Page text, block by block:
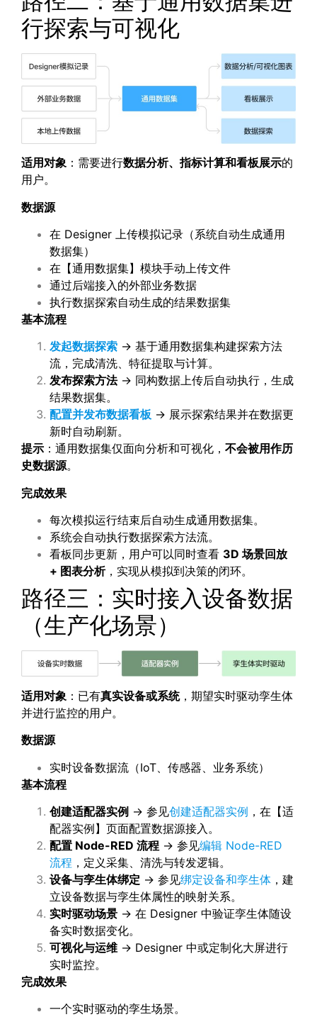
行探索与可视化
适用对象 ：需要进行数据分析、指标计算和看板展示的
用户。
数据源
在 Designer 上传模拟记录（系统自动生成通用
数据集）
在【通用数据集】模块手动上传文件
通过后端接入的外部业务数据
执行数据探索自动生成的结果数据集
基本流程
发起数据探索 → 基于通用数据集构建探索方法
流，完成清洗、特征提取与计算。
发布探索方法→ 同构数据上传后自动执行，生成
结果数据集。
配置并发布数据看板 → 展示探索结果并在数据更
新时自动刷新。
提示 ：通用数据集仅面向分析和可视化， 不会被用作历
史数据源。
完成效果
每次模拟运行结束后自动生成通用数据集。
系统会自动执行数据探索方法流。
看板同步更新，用户可以同时查看 3D 场景回放
+ 图表分析，实现从模拟到决策的闭环。
路径三：实时接入设备数据
（生产化场景）
适用对象 ：已有真实设备或系统，期望实时驱动孪生体
并进行监控的用户。
数据源
实时设备数据流（IoT、传感器、业务系统）
基本流程
创建适配器实例 → 参见创建适配器实例 ，在【适
配器实例】页面配置数据源接入。
配置 Node-RED 流程 → 参见编辑 Node-RED
流程 ，定义采集、清洗与转发逻辑。
设备与孪生体绑定 → 参见绑定设备和孪生体 ，建
立设备数据与孪生体属性的映射关系。
实时驱动场景 → 在 Designer 中验证孪生体随设
备实时数据变化。
可视化与运维 → Designer 中或定制化大屏进行
实时监控。
完成效果
一个实时驱动的孪生场景。